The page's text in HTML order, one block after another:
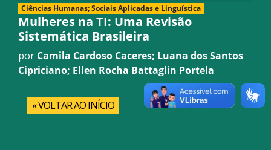
Ciências Humanas; Sociais Aplicadas e Linguística
Mulheres na TI: Uma Revisão
Sistemática Brasileira
por Camila Cardoso Caceres; Luana dos Santos
Cipriciano; Ellen Rocha Battaglin Portela
« VOLTAR AO INÍCIO